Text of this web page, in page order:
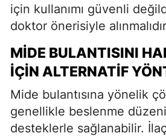
için kullanımı güvenli
doktor önerisiyle
MIDE BULANTISINI
İÇIN ALTERNATIF
Mide bulantısına yönelik
genellikle beslenme
desteklerle sağlanabilir. İlaç